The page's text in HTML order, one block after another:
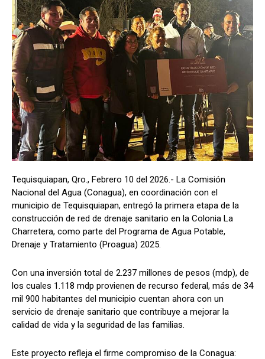
Tequisquiapan, Qro., Febrero 10 del 2026.- La Comisión
Nacional del Agua (Conagua), en coordinación con el
municipio de Tequisquiapan, entregó la primera etapa de la
construcción de red de drenaje sanitario en la Colonia La
Charretera, como parte del Programa de Agua Potable,
Drenaje y Tratamiento (Proagua) 2025.
Con una inversión total de 2.237 millones de pesos (mdp), de
los cuales 1.118 mdp provienen de recurso federal, más de 34
mil 900 habitantes del municipio cuentan ahora con un
servicio de drenaje sanitario que contribuye a mejorar la
calidad de vida y la seguridad de las familias.
Este proyecto refleja el firme compromiso de la Conagua: